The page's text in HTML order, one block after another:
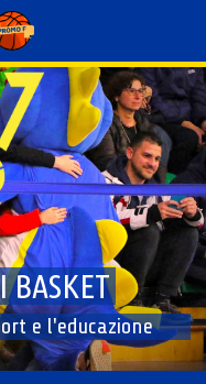
BASKET
e l'educazione